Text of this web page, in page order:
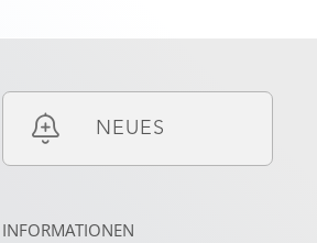
NEUES
INFORMATIONEN